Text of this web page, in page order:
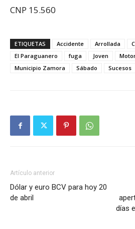
CNP 15.560
ETIQUETAS Accidente Arrollada
El Paraguanero
fuga Joven
Municipio Zamora
Sábado Sucesos
Artículo anterior
Dólar y euro BCV para hoy 20
de abril
días